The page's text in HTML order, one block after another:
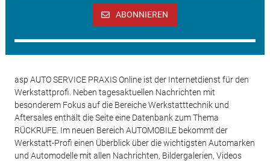
ABONNIEREN
asp AUTO SERVICE PRAXIS Online ist der Internetdienst für den
Werkstattprofi. Neben tagesaktuellen Nachrichten mit
besonderem Fokus auf die Bereiche Werkstatttechnik und
Aftersales enthält die Seite eine Datenbank zum Thema
RÜCKRUFE. Im neuen Bereich AUTOMOBILE bekommt der
Werkstatt-Profi einen Überblick über die wichtigsten Automarken
und Automodelle mit allen Nachrichten, Bildergalerien, Videos